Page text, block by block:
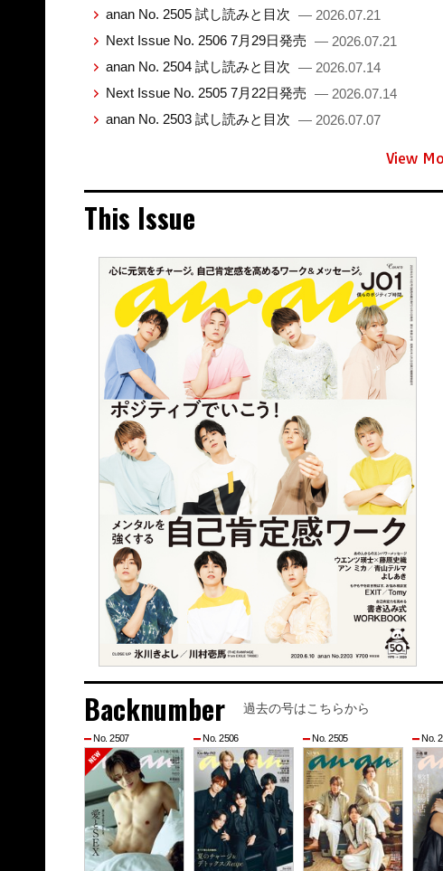
anan No. 2505 試し読みと目次 — 2026.07.21
Next Issue No. 2506 7月29日発売 — 2026.07.21
anan No. 2504 試し読みと目次 — 2026.07.14
Next Issue No. 2505 7月22日発売 — 2026.07.14
anan No. 2503 試し読みと目次 — 2026.07.07
View
This Issue
Backnumber 過去の号はこちらから
No. 2507 No. 2506 No. 2505 No.